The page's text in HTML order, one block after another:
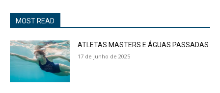
MOST READ
ATLETAS MASTERS E ÁGUAS PASSADAS
17 de junho de 2025